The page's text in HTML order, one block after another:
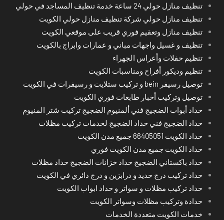
تنظيف منازل حولي 24 ساعة خدمة تنظيف المساجد في حولي
تنظيف منازل حولي شركة تنظيف منازل حولي الكويت
تنظيف منازل وتعقيم فوري قريب على موقعي الكويت
تنظيف و غسيل واجهات مباني و عمارات وابراج بالكويت
تنظيم حفلات وأعراس الجهراء
تنظيم وديكور أفراح ومناسبات الكويت
توصيل رسيفر bein و تركيب ستلايت و رسيفرات في الكويت
توصيل وتركيب أخبار طابعات فوري الكويت
حداد أبواب الضجيج فني ألمنيوم الضجيج تركيب شتر المنيوم
حداد الضجيج فني حداد الضجيج لخدمات تركيب مظلات
حداد الكويت 66405051 جميع مدن الكويت
حداد الكويت جميع مدن الكويت فوري
حداد باكستاني الضجيج حداد خزانات الضجيج حداد مظلات
حداد تركيب درج حديد و درابزين و درج دائري في الكويت
حداد تركيب مظلات و سواتر و حداد ابواب الكويت
حدادة وتركيب مظلات وسواتر الكويت
خدمات الكويت متعددة الخدمات